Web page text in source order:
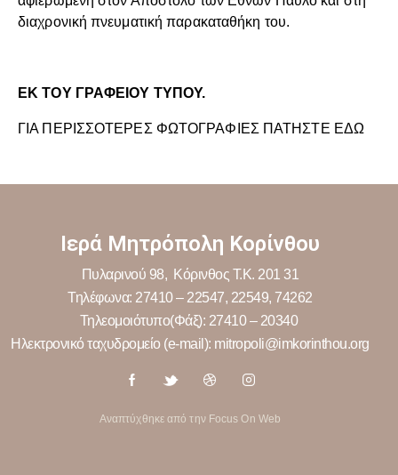
διαχρονική πνευματική παρακαταθήκη του.
ΕΚ ΤΟΥ ΓΡΑΦΕΙΟΥ ΤΥΠΟΥ.
ΓΙΑ ΠΕΡΙΣΣΟΤΕΡΕΣ ΦΩΤΟΓΡΑΦΙΕΣ ΠΑΤΗΣΤΕ ΕΔΩ
Ιερά Μητρόπολη Κορίνθου
Πυλαρινού 98, Κόρινθος Τ.Κ. 201 31
Τηλέφωνα: 27410 – 22547, 22549, 74262
Τηλεομοιότυπο(Φάξ): 27410 – 20340
Ηλεκτρονικό ταχυδρομείο (e-mail): mitropoli@imkorinthou.org
Αναπτύχθηκε από την Focus On Web